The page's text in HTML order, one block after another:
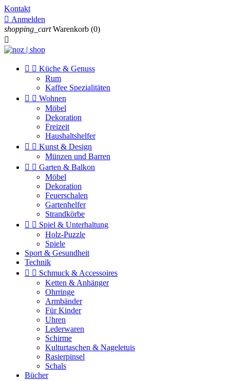
Kontakt
 Anmelden
shopping_cart Warenkorb (0)

  Küche & Genuss
Rum
Kaffee Spezialitäten
  Wohnen
Möbel
Dekoration
Freizeit
Haushaltshelfer
  Kunst & Design
Münzen und Barren
  Garten & Balkon
Möbel
Dekoration
Feuerschalen
Gartenhelfer
Strandkörbe
  Spiel & Unterhaltung
Holz-Puzzle
Spiele
Sport & Gesundheit
Technik
  Schmuck & Accessoires
Ketten & Anhänger
Ohrringe
Armbänder
Für Kinder
Uhren
Lederwaren
Schirme
Kulturtaschen & Nageletuis
Rasierpinsel
Schals
Bücher